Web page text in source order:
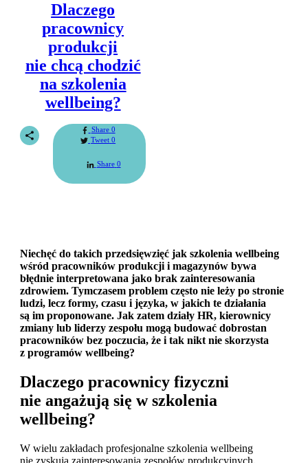
Dlaczego
pracownicy
produkcji
nie chcą chodzić
na szkolenia
wellbeing?
Share 0
Tweet 0
Share 0
Niechęć do takich przedsięwzięć jak szkolenia wellbeing
wśród pracowników produkcji i magazynów bywa
błędnie interpretowana jako brak zainteresowania
zdrowiem. Tymczasem problem często nie leży po stronie
ludzi, lecz formy, czasu i języka, w jakich te działania
są im proponowane. Jak zatem działy HR, kierownicy
zmiany lub liderzy zespołu mogą budować dobrostan
pracowników bez poczucia, że i tak nikt nie skorzysta
z programów wellbeing?
Dlaczego pracownicy fizyczni
nie angażują się w szkolenia
wellbeing?
W wielu zakładach profesjonalne szkolenia wellbeing
nie zyskują zainteresowania zespołów produkcyjnych.